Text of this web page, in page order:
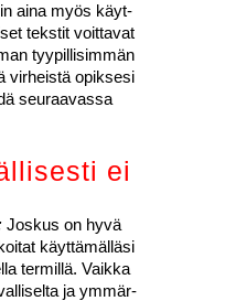
aina myös käyt­
teks­tit voit­ta­vat
tyy­pil­li­sim­män
vir­heis­tä opik­se­si
seu­raa­vas­sa
ei
Jos­kus on hyvä
käyt­tä­mäl­lä­si
ter­mil­lä. Vaik­ka
ja ymmär­